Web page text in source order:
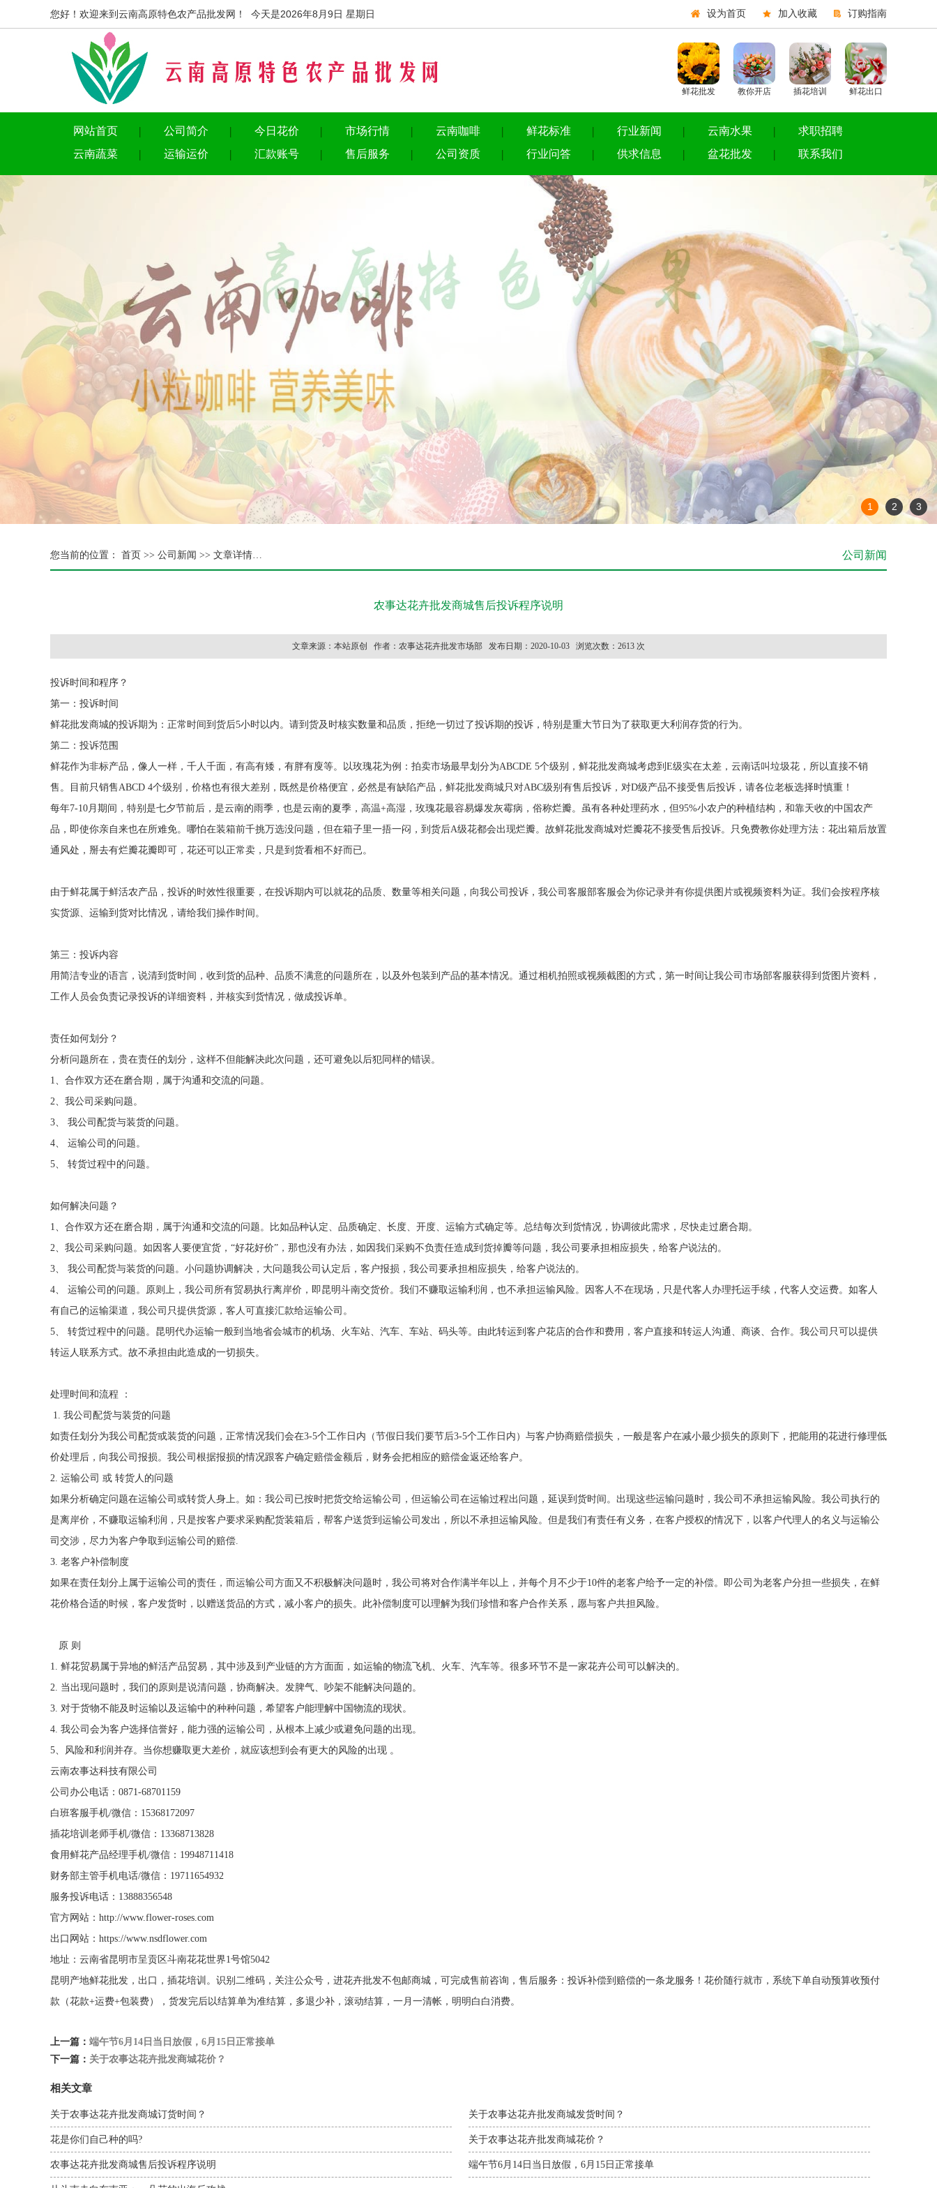
您好！欢迎来到云南高原特色农产品批发网！ 今天是2026年8月9日 星期日 设为首页 加入收藏 订购指南
鲜花批发 教你开店 插花培训 鲜花出口
网站首页 公司简介 今日花价 市场行情 云南咖啡 鲜花标准 行业新闻 云南水果
求职招聘
云南蔬菜
运输运价 汇款账号 售后服务 公司资质 行业问答 供求信息 盆花批发 联系我们
1 2 3
您当前的位置： 首页 >> 公司新闻 >> 文章详情… 公司新闻
农事达花卉批发商城售后投诉程序说明
文章来源：本站原创 作者：农事达花卉批发市场部 发布日期：2020-10-03 浏览次数：2613 次
投诉时间和程序？
第一：投诉时间
鲜花批发商城的投诉期为：正常时间到货后5小时以内。请到货及时核实数量和品质，拒绝一切过了投诉期的投诉，特别是重大节日为了获取更大利润存货的行为。
第二：投诉范围
鲜花作为非标产品，像人一样，千人千面，有高有矮，有胖有廋等。以玫瑰花为例：拍卖市场最早划分为ABCDE 5个级别，鲜花批发商城考虑到E级实在太差，云南话叫垃圾花，所以直接不销
售。目前只销售ABCD 4个级别，价格也有很大差别，既然是价格便宜，必然是有缺陷产品，鲜花批发商城只对ABC级别有售后投诉，对D级产品不接受售后投诉，请各位老板选择时慎重！
每年7-10月期间，特别是七夕节前后，是云南的雨季，也是云南的夏季，高温+高湿，玫瑰花最容易爆发灰霉病，俗称烂瓣。虽有各种处理药水，但95%小农户的种植结构，和靠天收的中国农产
品，即使你亲自来也在所难免。哪怕在装箱前千挑万选没问题，但在箱子里一捂一闷，到货后A级花都会出现烂瓣。故鲜花批发商城对烂瓣花不接受售后投诉。只免费教你处理方法：花出箱后放置
通风处，掰去有烂瓣花瓣即可，花还可以正常卖，只是到货看相不好而已。
由于鲜花属于鲜活农产品，投诉的时效性很重要，在投诉期内可以就花的品质、数量等相关问题，向我公司投诉，我公司客服部客服会为你记录并有你提供图片或视频资料为证。我们会按程序核
实货源、运输到货对比情况，请给我们操作时间。
第三：投诉内容
用简洁专业的语言，说清到货时间，收到货的品种、品质不满意的问题所在，以及外包装到产品的基本情况。通过相机拍照或视频截图的方式，第一时间让我公司市场部客服获得到货图片资料，
工作人员会负责记录投诉的详细资料，并核实到货情况，做成投诉单。
责任如何划分？
分析问题所在，贵在责任的划分，这样不但能解决此次问题，还可避免以后犯同样的错误。
1、合作双方还在磨合期，属于沟通和交流的问题。
2、我公司采购问题。
3、 我公司配货与装货的问题。
4、 运输公司的问题。
5、 转货过程中的问题。
如何解决问题？
1、合作双方还在磨合期，属于沟通和交流的问题。比如品种认定、品质确定、长度、开度、运输方式确定等。总结每次到货情况，协调彼此需求，尽快走过磨合期。
2、我公司采购问题。如因客人要便宜货，“好花好价”，那也没有办法，如因我们采购不负责任造成到货掉瓣等问题，我公司要承担相应损失，给客户说法的。
3、 我公司配货与装货的问题。小问题协调解决，大问题我公司认定后，客户报损，我公司要承担相应损失，给客户说法的。
4、 运输公司的问题。原则上，我公司所有贸易执行离岸价，即昆明斗南交货价。我们不赚取运输利润，也不承担运输风险。因客人不在现场，只是代客人办理托运手续，代客人交运费。如客人
有自己的运输渠道，我公司只提供货源，客人可直接汇款给运输公司。
5、 转货过程中的问题。昆明代办运输一般到当地省会城市的机场、火车站、汽车、车站、码头等。由此转运到客户花店的合作和费用，客户直接和转运人沟通、商谈、合作。我公司只可以提供
转运人联系方式。故不承担由此造成的一切损失。
处理时间和流程 ：
1. 我公司配货与装货的问题
如责任划分为我公司配货或装货的问题，正常情况我们会在3-5个工作日内（节假日我们要节后3-5个工作日内）与客户协商赔偿损失，一般是客户在减小最少损失的原则下，把能用的花进行修理低
价处理后，向我公司报损。我公司根据报损的情况跟客户确定赔偿金额后，财务会把相应的赔偿金返还给客户。
2. 运输公司 或 转货人的问题
如果分析确定问题在运输公司或转货人身上。如：我公司已按时把货交给运输公司，但运输公司在运输过程出问题，延误到货时间。出现这些运输问题时，我公司不承担运输风险。我公司执行的
是离岸价，不赚取运输利润，只是按客户要求采购配货装箱后，帮客户送货到运输公司发出，所以不承担运输风险。但是我们有责任有义务，在客户授权的情况下，以客户代理人的名义与运输公
司交涉，尽力为客户争取到运输公司的赔偿.
3. 老客户补偿制度
如果在责任划分上属于运输公司的责任，而运输公司方面又不积极解决问题时，我公司将对合作满半年以上，并每个月不少于10件的老客户给予一定的补偿。即公司为老客户分担一些损失，在鲜
花价格合适的时候，客户发货时，以赠送货品的方式，减小客户的损失。此补偿制度可以理解为我们珍惜和客户合作关系，愿与客户共担风险。
原 则
1. 鲜花贸易属于异地的鲜活产品贸易，其中涉及到产业链的方方面面，如运输的物流飞机、火车、汽车等。很多环节不是一家花卉公司可以解决的。
2. 当出现问题时，我们的原则是说清问题，协商解决。发脾气、吵架不能解决问题的。
3. 对于货物不能及时运输以及运输中的种种问题，希望客户能理解中国物流的现状。
4. 我公司会为客户选择信誉好，能力强的运输公司，从根本上减少或避免问题的出现。
5、风险和利润并存。当你想赚取更大差价，就应该想到会有更大的风险的出现 。
云南农事达科技有限公司
公司办公电话：0871-68701159
白班客服手机/微信：15368172097
插花培训老师手机/微信：13368713828
食用鲜花产品经理手机/微信：19948711418
财务部主管手机电话/微信：19711654932
服务投诉电话：13888356548
官方网站：http://www.flower-roses.com
出口网站：https://www.nsdflower.com
地址：云南省昆明市呈贡区斗南花花世界1号馆5042
昆明产地鲜花批发，出口，插花培训。识别二维码，关注公众号，进花卉批发不包邮商城，可完成售前咨询，售后服务：投诉补偿到赔偿的一条龙服务！花价随行就市，系统下单自动预算收预付
款（花款+运费+包装费），货发完后以结算单为准结算，多退少补，滚动结算，一月一清帐，明明白白消费。
上一篇： 端午节6月14日当日放假，6月15日正常接单
下一篇： 关于农事达花卉批发商城花价？
相关文章
关于农事达花卉批发商城订货时间？ 关于农事达花卉批发商城发货时间？
花是你们自己种的吗? 关于农事达花卉批发商城花价？
农事达花卉批发商城售后投诉程序说明 端午节6月14日当日放假，6月15日正常接单